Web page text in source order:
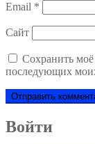
Email *
Сайт
Сохранить моё
последующих
Войти